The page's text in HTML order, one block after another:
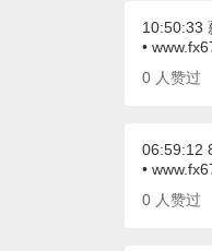
10:50:33
•
0 人赞过
06:59:12
•
0 人赞过